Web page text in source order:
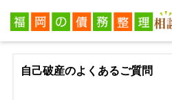
福岡の債務整理相談広場 > 自己破産とは
自己破産のよくあるご質問